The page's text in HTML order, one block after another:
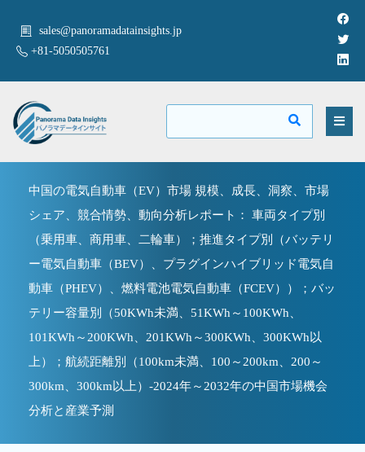
sales@panoramadatainsights.jp
+81-5050505761
中国の電気自動車（EV）市場 規模、成長、洞察、市場
シェア、競合情勢、動向分析レポート： 車両タイプ別
（乗用車、商用車、二輪車）；推進タイプ別（バッテリ
ー電気自動車（BEV）、プラグインハイブリッド電気自
動車（PHEV）、燃料電池電気自動車（FCEV））；バッ
テリー容量別（50KWh未満、51KWh～100KWh、
101KWh～200KWh、201KWh～300KWh、300KWh以
上）；航続距離別（100km未満、100～200km、200～
300km、300km以上）-2024年～2032年の中国市場機会
分析と産業予測